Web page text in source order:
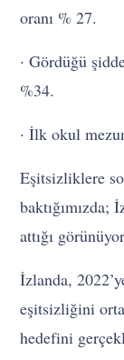
oranı % 27.
· Gördüğü
%34.
· İlk okul
Eşitsizliklere
baktığımızda;
attığı
İzlanda,
eşitsizliğini
hedefini